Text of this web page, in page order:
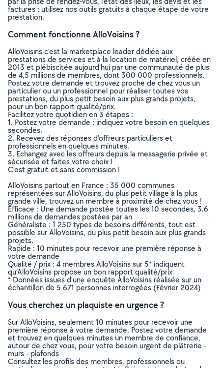
factures : utilisez nos outils gratuits à chaque étape de votre
prestation.
Comment fonctionne AlloVoisins ?
AlloVoisins c’est la marketplace leader dédiée aux
prestations de services et à la location de matériel, créée en
2013 et plébiscitée aujourd’hui par une communauté de plus
de 4,5 millions de membres, dont 300 000 professionnels.
Postez votre demande et trouvez proche de chez vous un
particulier ou un professionnel pour réaliser toutes vos
prestations, du plus petit besoin aux plus grands projets,
pour un bon rapport qualité/prix.
Facilitez votre quotidien en 3 étapes :
1. Postez votre demande : indiquez votre besoin en quelques
secondes.
2. Recevez des réponses d’offreurs particuliers et
professionnels en quelques minutes.
3. Echangez avec les offreurs depuis la messagerie privée et
sécurisée et faites votre choix !
C’est gratuit et sans commission !
AlloVoisins partout en France : 35 000 communes
représentées sur AlloVoisins, du plus petit village à la plus
grande ville, trouvez un membre à proximité de chez vous !
Efficace : Une demande postée toutes les 10 secondes, 3.6
millions de demandes postées par an
Généraliste : 1 250 types de besoins différents, tout est
possible sur AlloVoisins, du plus petit besoin aux plus grands
projets.
Rapide : 10 minutes pour recevoir une première réponse à
votre demande
Qualité / prix : 4 membres AlloVoisins sur 5* indiquent
qu’AlloVoisins propose un bon rapport qualité/prix
* Données issues d’une enquête AlloVoisins réalisée sur un
échantillon de 5 671 personnes interrogées (Février 2024)
Vous cherchez un plaquiste en urgence ?
Sur AlloVoisins, seulement 10 minutes pour recevoir une
première réponse à votre demande. Postez votre demande
et trouvez en quelques minutes un membre de confiance,
autour de chez vous, pour votre besoin urgent de plâtrerie -
murs - plafonds
Consultez les profils des membres, professionnels ou